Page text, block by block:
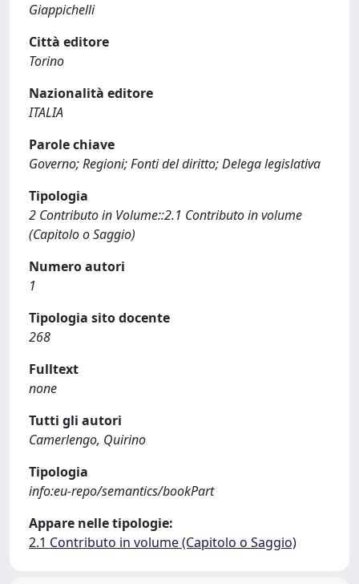
Giappichelli
Città editore
Torino
Nazionalità editore
ITALIA
Parole chiave
Governo; Regioni; Fonti del diritto; Delega legislativa
Tipologia
2 Contributo in Volume::2.1 Contributo in volume
(Capitolo o Saggio)
Numero autori
1
Tipologia sito docente
268
Fulltext
none
Tutti gli autori
Camerlengo, Quirino
Tipologia
info:eu-repo/semantics/bookPart
Appare nelle tipologie:
2.1 Contributo in volume (Capitolo o Saggio)